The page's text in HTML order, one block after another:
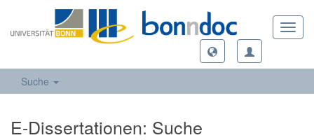
Suche
E-Dissertationen: Suche